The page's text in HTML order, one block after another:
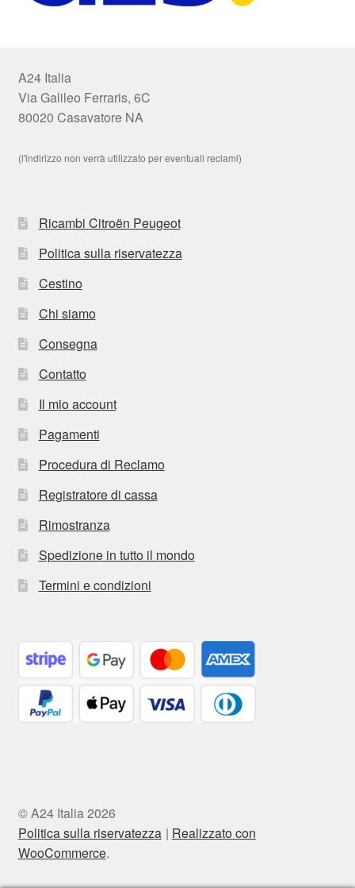
A24 Italia
Via Galileo Ferraris, 6C
80020 Casavatore NA
(l'indirizzo non verrà utilizzato per eventuali reclami)
Ricambi Citroën Peugeot
Politica sulla riservatezza
Cestino
Chi siamo
Consegna
Contatto
Il mio account
Pagamenti
Procedura di Reclamo
Registratore di cassa
Rimostranza
Spedizione in tutto il mondo
Termini e condizioni
© A24 Italia 2026
Politica sulla riservatezza
Realizzato con
WooCommerce.